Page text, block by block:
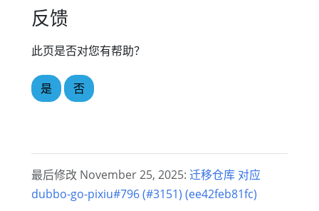
反馈
此页是否对您有帮助？
是 否
最后修改 November 25, 2025: 迁移仓库 对应
dubbo-go-pixiu#796 (#3151) (ee42feb81fc)